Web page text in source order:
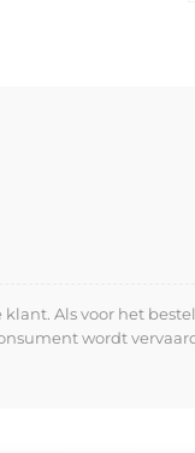
Als voor het
wordt